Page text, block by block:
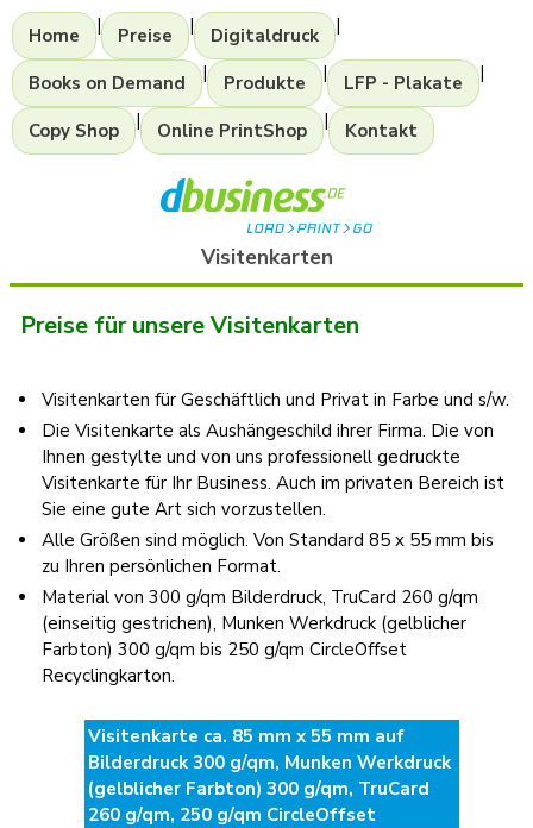
Home | Preise | Digitaldruck |
Books on Demand | Produkte | LFP - Plakate |
Copy Shop | Online PrintShop | Kontakt
Visitenkarten
Preise für unsere Visitenkarten
Visitenkarten für Geschäftlich und Privat in Farbe und s/w.
Die Visitenkarte als Aushängeschild ihrer Firma. Die von
Ihnen gestylte und von uns professionell gedruckte
Visitenkarte für Ihr Business. Auch im privaten Bereich ist
Sie eine gute Art sich vorzustellen.
Alle Größen sind möglich. Von Standard 85 x 55 mm bis
zu Ihren persönlichen Format.
Material von 300 g/qm Bilderdruck, TruCard 260 g/qm
(einseitig gestrichen), Munken Werkdruck (gelblicher
Farbton) 300 g/qm bis 250 g/qm CircleOffset
Recyclingkarton.
Visitenkarte ca. 85 mm x 55 mm auf
Bilderdruck 300 g/qm, Munken Werkdruck
(gelblicher Farbton) 300 g/qm, TruCard
260 g/qm, 250 g/qm CircleOffset